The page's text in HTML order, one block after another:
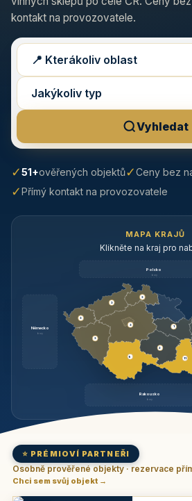
kontakt na provozovatele.
Vyhledat
✓51+ověřených objektů✓Ceny bez
✓Přímý kontakt na provozovatele
MAPA KRAJŮ
Klikněte na kraj pro
Polsko
brzy
Německo
brzy
Rakousko
brzy
3
9
3
3
3
3
1
2
11
⭐ PRÉMIOVÍ PARTNEŘI
Osobně prověřené objekty · rezervace
Chci sem svůj objekt →